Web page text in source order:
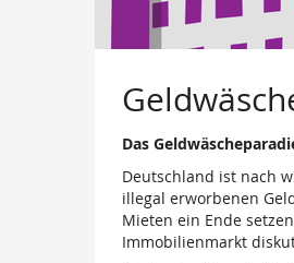
Das
Deutschland ist nach
illegal erworbenen
Mieten ein Ende
Immobilienmarkt